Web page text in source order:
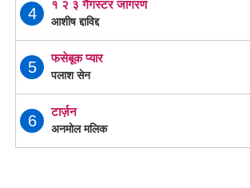
4
१ २ ३ गैंगस्टर जागरण
आशीष द्दाविद्द
5
फसेबूक प्यार
पलाश सेन
6
टार्ज़न
अनमोल मलिक